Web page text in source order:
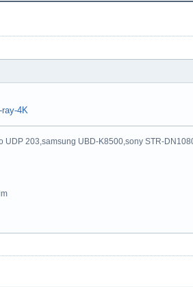
4K
203,samsung UBD-K8500,sony STR-